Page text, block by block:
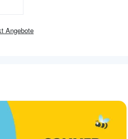
Angebote